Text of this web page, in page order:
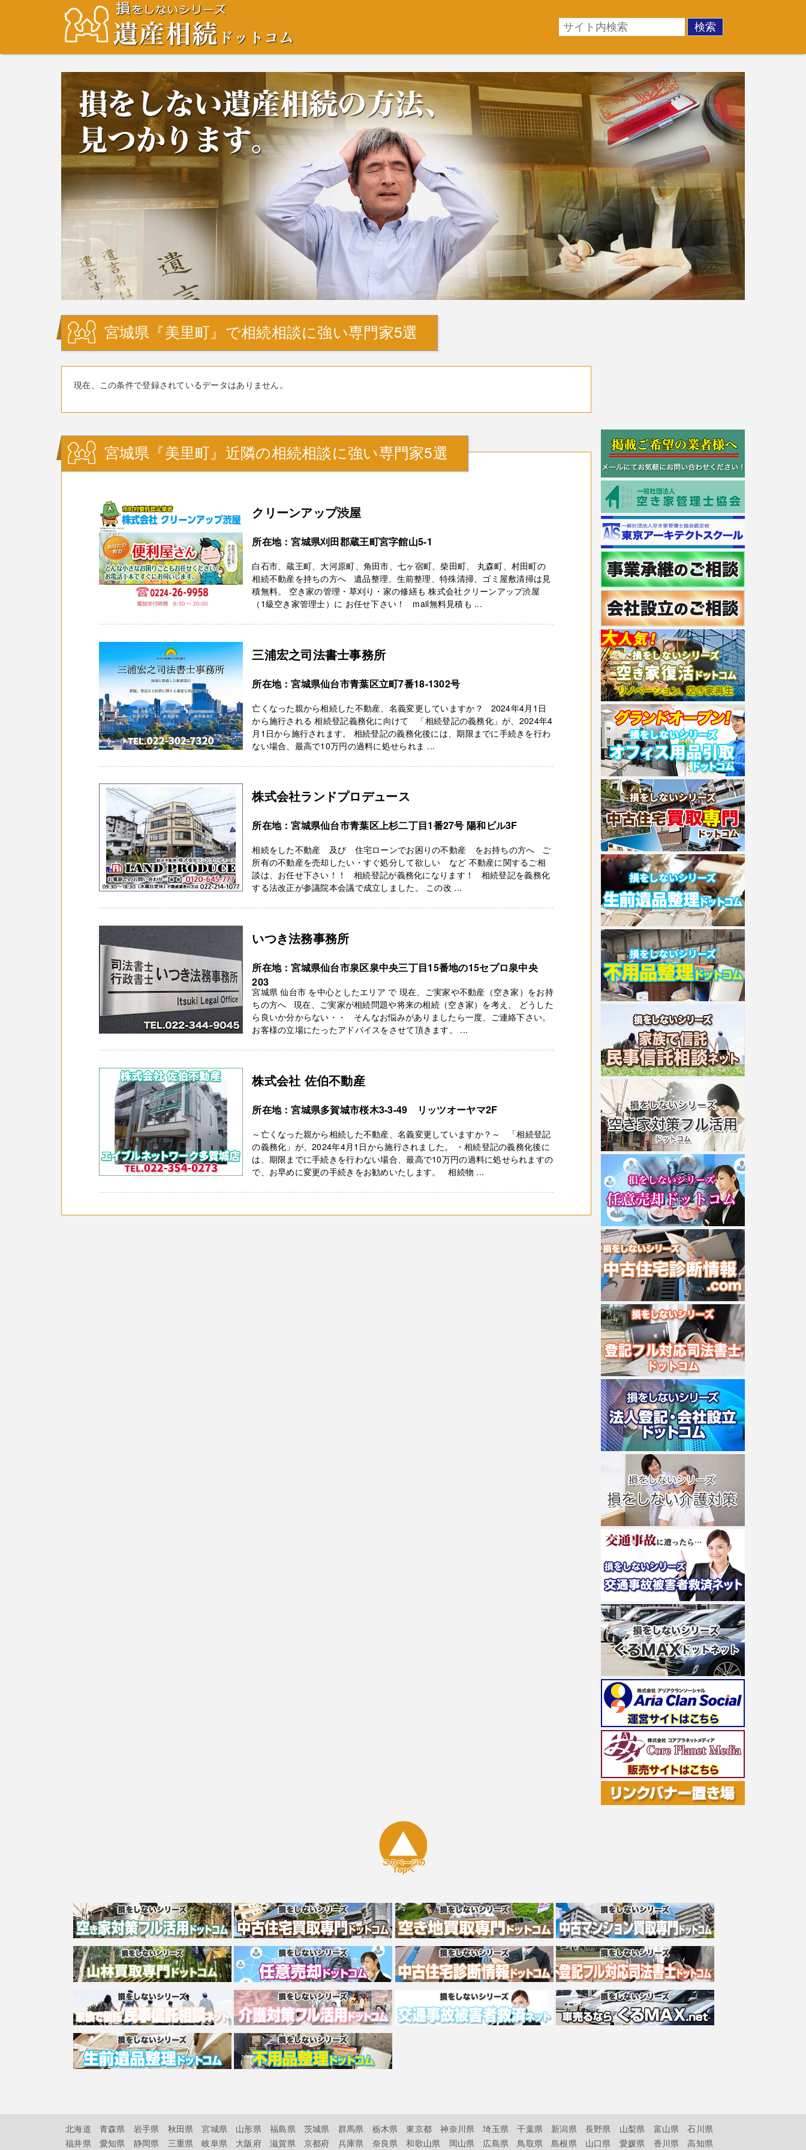
宮城県『美里町』で相続相談に強い専門家5選
現在、この条件で登録されているデータはありません。
宮城県『美里町』近隣の相続相談に強い専門家5選
クリーンアップ渋屋
所在地：宮城県刈田郡蔵王町宮字館山5-1
白石市、蔵王町、大河原町、角田市、七ヶ宿町、柴田町、 丸森町、村田町の
相続不動産を持ちの方へ 遺品整理、生前整理、特殊清掃、ゴミ屋敷清掃は見
積無料。 空き家の管理・草刈り・家の修繕も 株式会社クリーンアップ渋屋
（1級空き家管理士）に お任せ下さい！ mail無料見積も ...
三浦宏之司法書士事務所
所在地：宮城県仙台市青葉区立町7番18-1302号
亡くなった親から相続した不動産、名義変更していますか？ 2024年4月1日
から施行される 相続登記義務化に向けて 「相続登記の義務化」が、2024年4
月1日から施行されます。 相続登記の義務化後には、期限までに手続きを行わ
ない場合、最高で10万円の過料に処せられま ...
株式会社ランドプロデュース
所在地：宮城県仙台市青葉区上杉二丁目1番27号 陽和ビル3F
相続をした不動産 及び 住宅ローンでお困りの不動産 をお持ちの方へ ご
所有の不動産を売却したい・すぐ処分して欲しい など 不動産に関するご相
談は、お任せ下さい！！ 相続登記が義務化になります！ 相続登記を義務化
する法改正が参議院本会議で成立しました。 この改 ...
いつき法務事務所
所在地：宮城県仙台市泉区泉中央三丁目15番地の15セプロ泉中央
203
宮城県 仙台市 を中心としたエリア で 現在、ご実家や不動産（空き家）をお持
ちの方へ 現在、ご実家が相続問題や将来の相続（空き家）を考え、 どうした
ら良いか分からない・・ そんなお悩みがありましたら一度、ご連絡下さい。
お客様の立場にたったアドバイスをさせて頂きます。 ...
株式会社 佐伯不動産
所在地：宮城県多賀城市桜木3-3-49 リッツオーヤマ2F
～亡くなった親から相続した不動産、名義変更していますか？～ 「相続登記
の義務化」が、2024年4月1日から施行されました。 ・相続登記の義務化後に
は、期限までに手続きを行わない場合、最高で10万円の過料に処せられますの
で、お早めに変更の手続きをお勧めいたします。 相続物 ...
北海道 青森県 岩手県 秋田県 宮城県 山形県 福島県 茨城県 群馬県 栃木県 東京都 神奈川県 埼玉県 千葉県 新潟県 長野県 山梨県 富山県
石川県
福井県
愛知県 静岡県 三重県 岐阜県 大阪府 滋賀県 京都府 兵庫県 奈良県 和歌山県 岡山県 広島県 鳥取県 島根県 山口県 愛媛県 香川県 高知県